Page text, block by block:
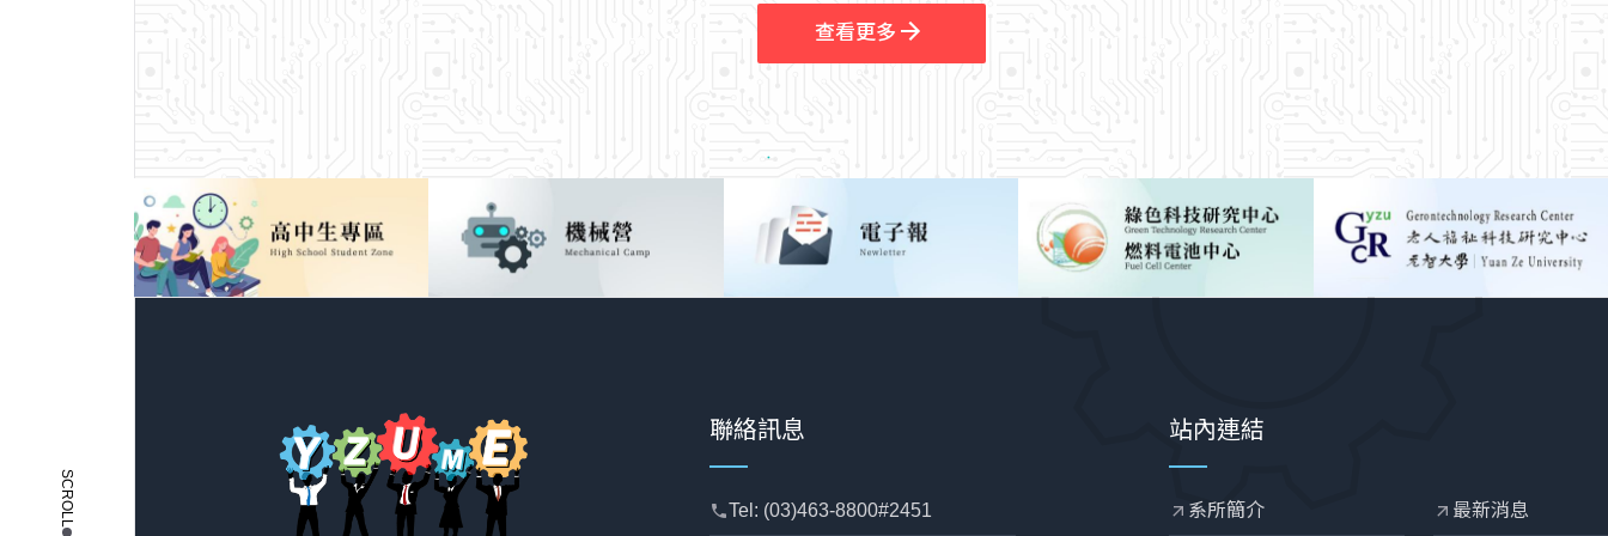
查看更多
聯絡訊息
phoneTel: (03)463-8800#2451
站內連結
arrow_outward 系所簡介 arrow_outward 最新消息
SCROLL